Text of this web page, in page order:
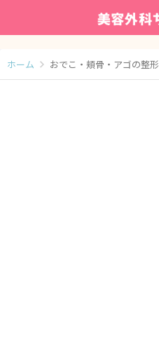
ホーム おでこ・頬骨・アゴの整形